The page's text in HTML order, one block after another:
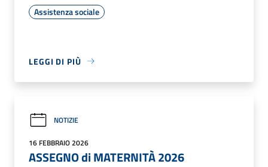
Assistenza sociale
LEGGI DI PIÙ
NOTIZIE
16 FEBBRAIO 2026
ASSEGNO di MATERNITÀ 2026